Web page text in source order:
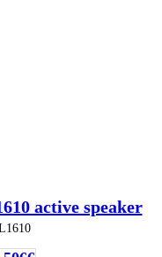
active speaker